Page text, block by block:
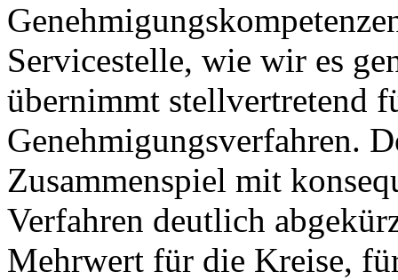
Servicestelle, wie wir es
übernimmt stellvertretend
Genehmigungsverfahren.
Zusammenspiel mit
Verfahren deutlich
Mehrwert für die Kreise,